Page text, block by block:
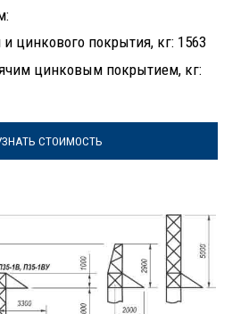
цинкового покрытия, кг: 1563
цинковым покрытием, кг:
СТОИМОСТЬ